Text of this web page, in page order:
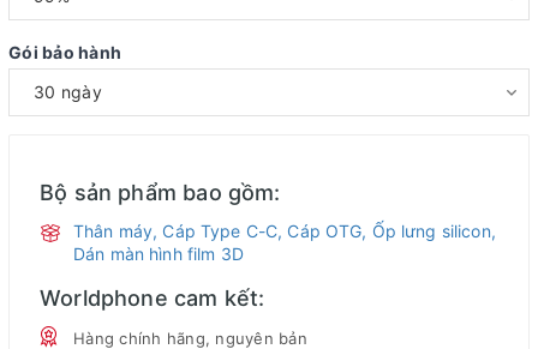
Gói bảo hành
Bộ sản phẩm bao gồm:
Thân máy, Cáp Type C-C, Cáp OTG, Ốp lưng silicon,
Dán màn hình film 3D
Worldphone cam kết:
Hàng chính hãng, nguyên bản